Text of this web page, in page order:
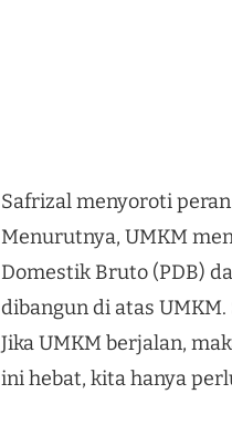
Safrizal menyoroti
Menurutnya, UMKM
Domestik Bruto (PDB)
dibangun di atas
Jika UMKM berjalan,
ini hebat, kita hanya